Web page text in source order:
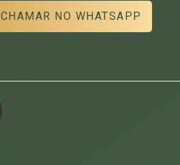
CHAMAR NO WHATSAPP